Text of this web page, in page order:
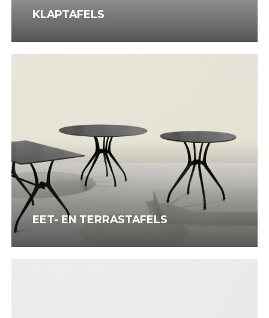
KLAPTAFELS
EET- EN TERRASTAFELS